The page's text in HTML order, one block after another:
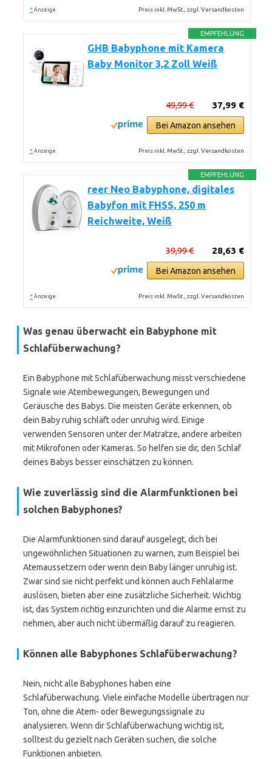
* Anzeige Preis inkl. MwSt., zzgl. Versandkosten
EMPFEHLUNG
GHB Babyphone mit Kamera
Baby Monitor 3,2 Zoll Weiß
37,99 €
49,99 €
Bei Amazon ansehen
* Anzeige Preis inkl. MwSt., zzgl. Versandkosten
EMPFEHLUNG
reer Neo Babyphone, digitales
Babyfon mit FHSS, 250 m
Reichweite, Weiß
28,63 €
39,99 €
Bei Amazon ansehen
* Anzeige Preis inkl. MwSt., zzgl. Versandkosten
Was genau überwacht ein Babyphone mit
Schlafüberwachung?
Ein Babyphone mit Schlafüberwachung misst verschiedene
Signale wie Atembewegungen, Bewegungen und
Geräusche des Babys. Die meisten Geräte erkennen, ob
dein Baby ruhig schläft oder unruhig wird. Einige
verwenden Sensoren unter der Matratze, andere arbeiten
mit Mikrofonen oder Kameras. So helfen sie dir, den Schlaf
deines Babys besser einschätzen zu können.
Wie zuverlässig sind die Alarmfunktionen bei
solchen Babyphones?
Die Alarmfunktionen sind darauf ausgelegt, dich bei
ungewöhnlichen Situationen zu warnen, zum Beispiel bei
Atemaussetzern oder wenn dein Baby länger unruhig ist.
Zwar sind sie nicht perfekt und können auch Fehlalarme
auslösen, bieten aber eine zusätzliche Sicherheit. Wichtig
ist, das System richtig einzurichten und die Alarme ernst zu
nehmen, aber auch nicht übermäßig darauf zu reagieren.
Können alle Babyphones Schlafüberwachung?
Nein, nicht alle Babyphones haben eine
Schlafüberwachung. Viele einfache Modelle übertragen nur
Ton, ohne die Atem- oder Bewegungssignale zu
analysieren. Wenn dir Schlafüberwachung wichtig ist,
solltest du gezielt nach Geräten suchen, die solche
Funktionen anbieten.